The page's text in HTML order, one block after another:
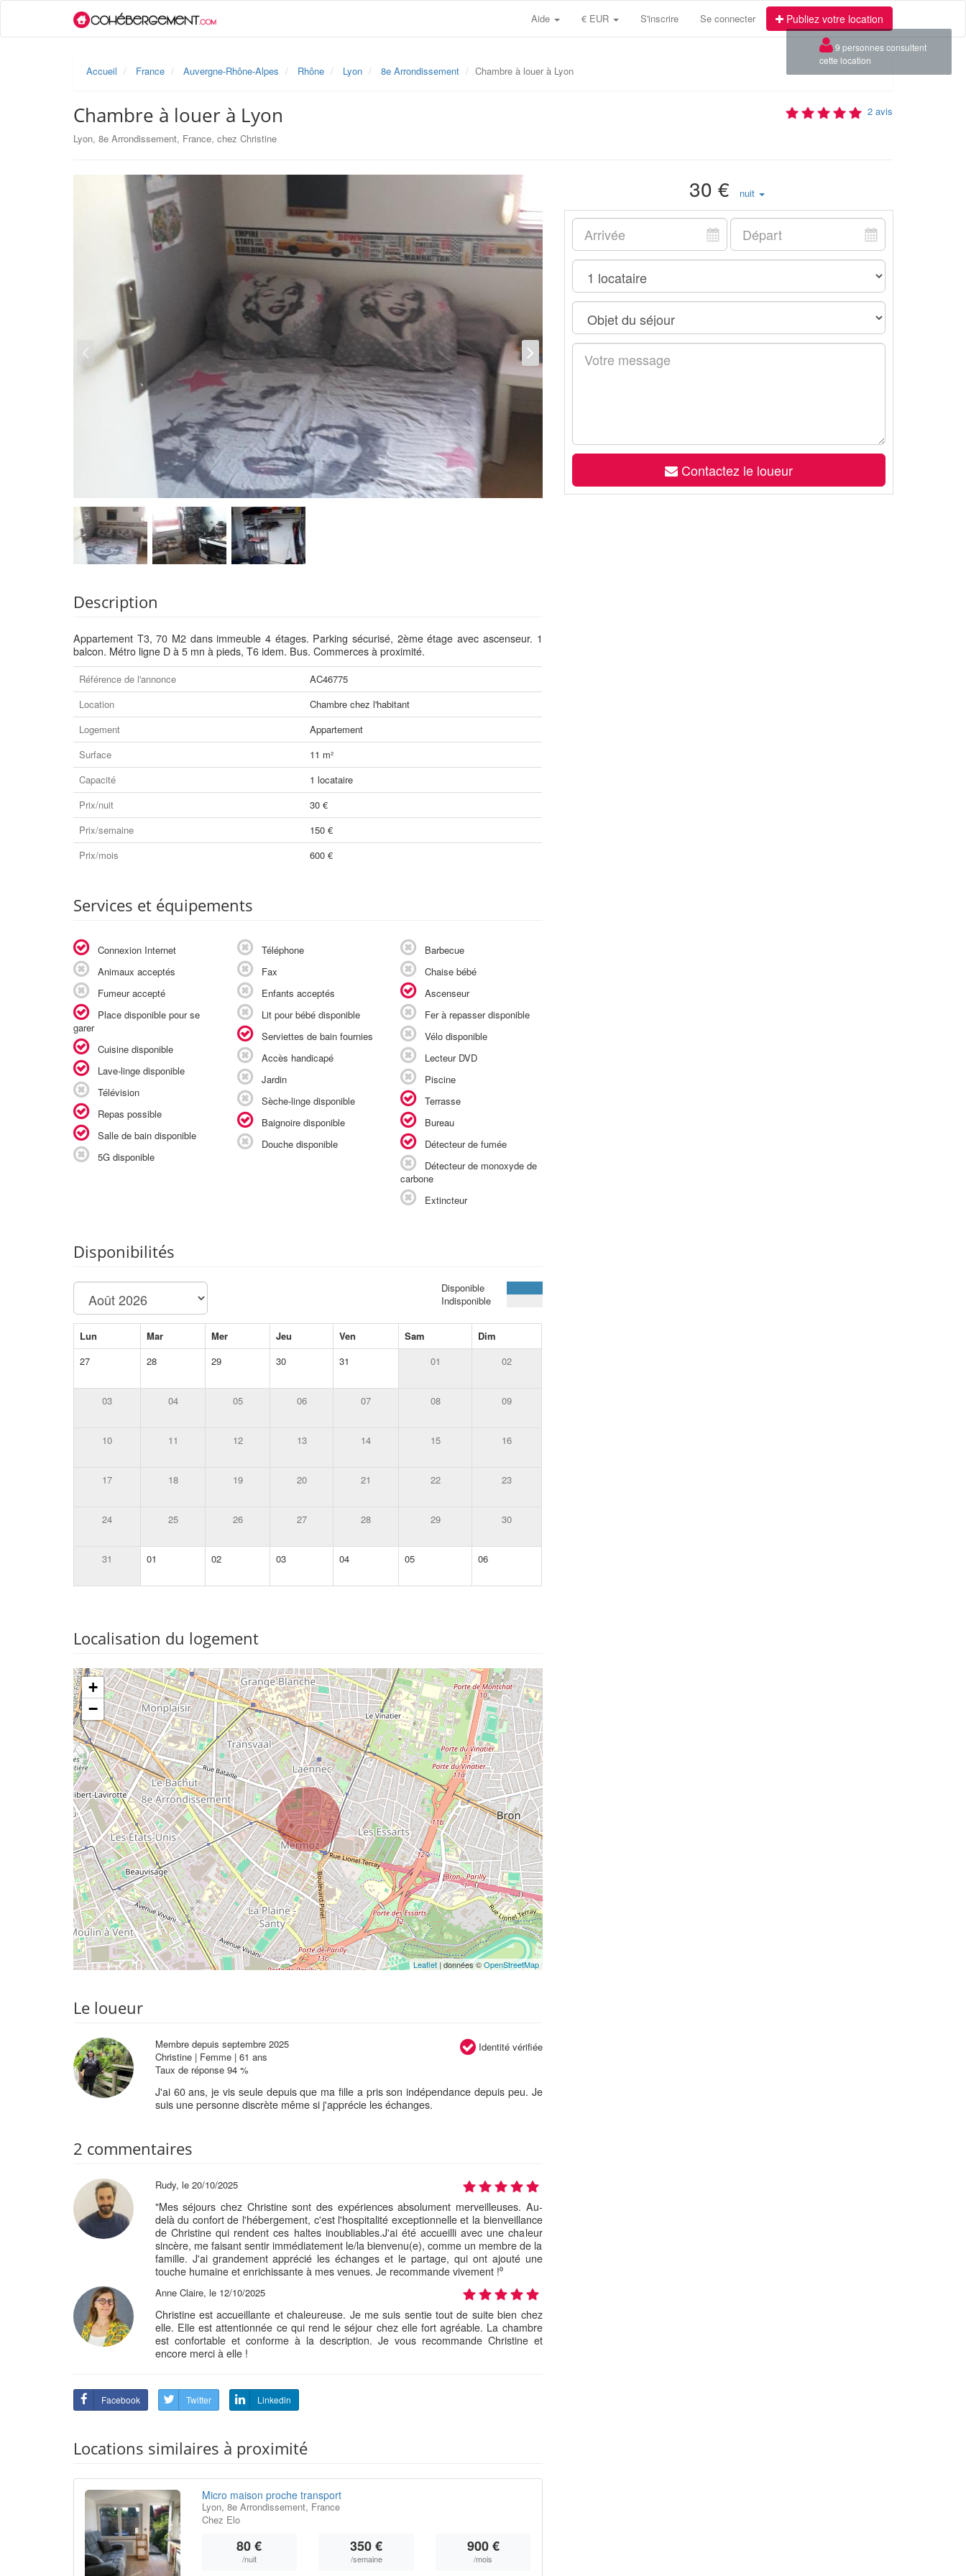
Aide € EUR S'inscrire Se connecter Publiez votre location
Accueil France Auvergne-Rhône-Alpes Rhône Lyon 8e Arrondissement Chambre à louer à Lyon
Chambre à louer à Lyon
Lyon, 8e Arrondissement, France, chez Christine
2 avis
30 € nuit
Contactez le loueur
Description
Appartement T3, 70 M2 dans immeuble 4 étages. Parking sécurisé, 2ème étage avec ascenseur. 1
balcon. Métro ligne D à 5 mn à pieds, T6 idem. Bus. Commerces à proximité.
Référence de l'annonce
AC46775
Location
Chambre chez l'habitant
Logement
Appartement
Surface
11 m²
Capacité
1 locataire
Prix/nuit
30 €
Prix/semaine
150 €
Prix/mois
600 €
Services et équipements
Connexion Internet
Animaux acceptés
Fumeur accepté
Place disponible pour se
garer
Cuisine disponible
Lave-linge disponible
Télévision
Repas possible
Salle de bain disponible
5G disponible
Téléphone
Fax
Enfants acceptés
Lit pour bébé disponible
Serviettes de bain fournies
Accès handicapé
Jardin
Sèche-linge disponible
Baignoire disponible
Douche disponible
Barbecue
Chaise bébé
Ascenseur
Fer à repasser disponible
Vélo disponible
Lecteur DVD
Piscine
Terrasse
Bureau
Détecteur de fumée
Détecteur de monoxyde de
carbone
Extincteur
Disponibilités
Disponible
Indisponible
Lun Mar Mer Jeu Ven Sam
Dim
27
28 29 30 31 01 02
03 04 05 06 07 08 09
10 11 12 13 14 15 16
17 18 19 20 21 22 23
24 25 26 27 28 29 30
31 01 02 03 04 05 06
Localisation du logement
+
−
Leaflet| données ©OpenStreetMap
Le loueur
Identité vérifiée
Membre depuis septembre 2025
Christine | Femme | 61 ans
Taux de réponse 94 %
J'ai 60 ans, je vis seule depuis que ma fille a pris son indépendance depuis peu. Je
suis une personne discrète même si j'apprécie les échanges.
2 commentaires
Rudy, le 20/10/2025
"Mes séjours chez Christine sont des expériences absolument merveilleuses. Au-
delà du confort de l'hébergement, c'est l'hospitalité exceptionnelle et la bienveillance
de Christine qui rendent ces haltes inoubliables. ​J'ai été accueilli avec une chaleur
sincère, me faisant sentir immédiatement le/la bienvenu(e), comme un membre de la
famille. J'ai grandement apprécié les échanges et le partage, qui ont ajouté une
touche humaine et enrichissante à mes venues. Je recommande vivement !⁰
Anne Claire, le 12/10/2025
Christine est accueillante et chaleureuse. Je me suis sentie tout de suite bien chez
elle. Elle est attentionnée ce qui rend le séjour chez elle fort agréable. La chambre
est confortable et conforme à la description. Je vous recommande Christine et
encore merci à elle !
Facebook Twitter Linkedin
Locations similaires à proximité
Micro maison proche transport
Lyon, 8e Arrondissement, France
Chez Elo
80 €
/nuit
350 €
/semaine
900 €
/mois
×
9 personnes consultent
cette location